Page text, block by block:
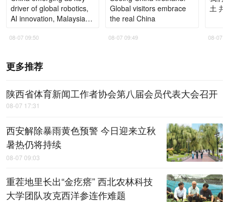
driver of global robotics,
AI innovation, Malaysian
08-07 09:50
Global visitors embrace
the real China
08-07 09:49
土 共
08-07
更多推荐
陕西省体育新闻工作者协会第八届会员代表大会召开
08-07 17:31
西安解除暴雨黄色预警 今日迎来立秋
暑热仍将持续
08-07 09:03
重茬地里长出“金疙瘩” 西北农林科技
大学团队攻克西洋参连作难题